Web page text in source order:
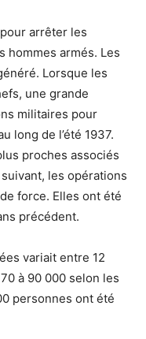
arrêter les
hommes armés. Les
Lorsque les
une grande
militaires pour
long de l’été 1937.
proches associés
les opérations
force. Elles ont été
précédent.
variait entre 12
à 90 000 selon les
personnes ont été